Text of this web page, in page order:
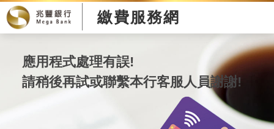
繳費服務網
應用程式處理有誤!
請稍後再試或聯繫本行客服人員謝謝!